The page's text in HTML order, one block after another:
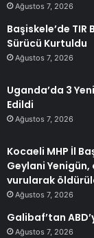
Ağustos 7, 2026
Başiskele’de TIR
Sürücü Kurtuldu
Ağustos 7, 2026
Uganda’da 3
Edildi
Ağustos 7, 2026
Kocaeli MHP İl
Geylani
vurularak
Ağustos 7, 2026
Galibaf’tan
Ağustos 7, 2026